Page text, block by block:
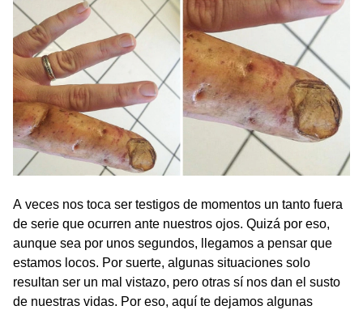
A veces nos toca ser testigos de momentos un tanto fuera
de serie que ocurren ante nuestros ojos. Quizá por eso,
aunque sea por unos segundos, llegamos a pensar que
estamos locos. Por suerte, algunas situaciones solo
resultan ser un mal vistazo, pero otras sí nos dan el susto
de nuestras vidas. Por eso, aquí te dejamos algunas